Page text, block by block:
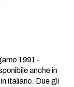
1991-
anche in
italiano. Due gli